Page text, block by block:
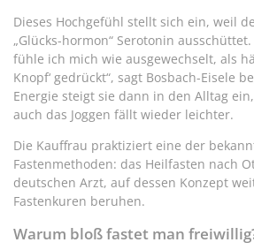
Dieses Hochgefühl stellt sich ein, weil
„Glücks-hormon“ Serotonin
fühle ich mich wie ausgewechselt, als
Knopf‘ gedrückt“, sagt Bosbach-Eisele
Energie steigt sie dann in den Alltag
auch das Joggen fällt wieder leichter.
Die Kauffrau praktiziert eine der
Fastenmethoden: das Heilfasten nach
deutschen Arzt, auf dessen Konzept
Fastenkuren beruhen.
Warum bloß fastet man